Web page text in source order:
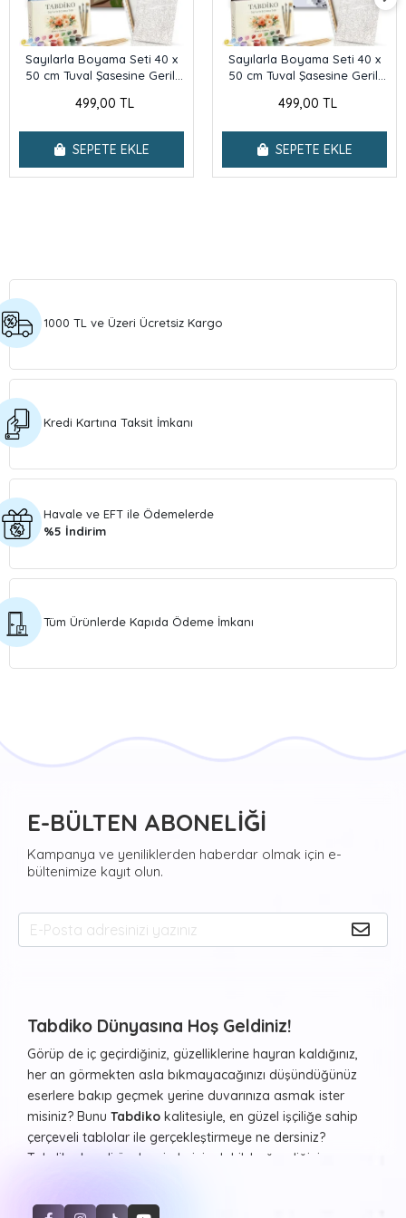
Sayılarla Boyama Seti 40 x
50 cm Tuval Şasesine Gerili
499,00 TL
SEPETE EKLE
Sayılarla Boyama Seti 40 x
50 cm Tuval Şasesine Gerili
499,00 TL
SEPETE EKLE
1000 TL ve Üzeri Ücretsiz Kargo
Kredi Kartına Taksit İmkanı
Havale ve EFT ile Ödemelerde
%5 İndirim
Tüm Ürünlerde Kapıda Ödeme İmkanı
E-BÜLTEN ABONELİĞİ
Kampanya ve yeniliklerden haberdar olmak için e-
bültenimize kayıt olun.
Tabdiko Dünyasına Hoş Geldiniz!
Görüp de iç geçirdiğiniz, güzelliklerine hayran kaldığınız,
her an görmekten asla bıkmayacağınızı düşündüğünüz
eserlere bakıp geçmek yerine duvarınıza asmak ister
misiniz? Bunu Tabdiko kalitesiyle, en güzel işçiliğe sahip
çerçeveli tablolar ile gerçekleştirmeye ne dersiniz?
Tabdiko kendi özel resimleriniz dahil, beğendiğiniz ve